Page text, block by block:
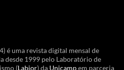
é uma revista digital mensal de
desde 1999 pelo Laboratório de
(Labjor) da Unicampem parceria